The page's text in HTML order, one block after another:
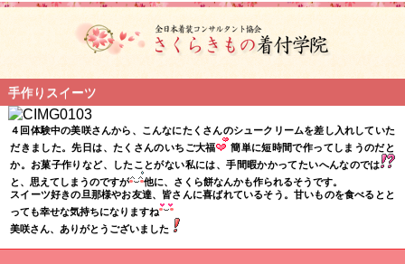
手作りスイーツ
４回体験中の美咲さんから、こんなにたくさんのシュークリームを差し入れしていた
だきました。先日は、たくさんのいちご大福
簡単に短時間で作ってしまうのだと
か。お菓子作りなど、したことがない私には、手間暇かかってたいへんなのでは
と、思えてしまうのですが
他に、さくら餅なんかも作られるそうです。
スイーツ好きの旦那様やお友達、皆さんに喜ばれているそう。甘いものを食べるとと
っても幸せな気持ちになりますね
美咲さん、ありがとうございました